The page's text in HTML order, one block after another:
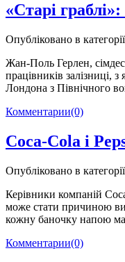
«Старі
Опубліковано в категорії
Жан-Поль Герлен,
працівників залізниці,
Лондона з Північного
Комментарии(0)
Coca-Cola і
Опубліковано в категорії
Керівники компаній
може стати причиною
кожну баночку напою
Комментарии(0)